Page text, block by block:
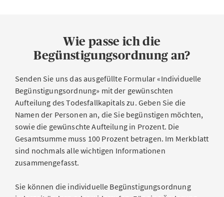
Wie passe ich die
Begünstigungsordnung an?
Senden Sie uns das ausgefüllte Formular «Individuelle
Begünstigungsordnung» mit der gewünschten
Aufteilung des Todesfallkapitals zu. Geben Sie die
Namen der Personen an, die Sie begünstigen möchten,
sowie die gewünschte Aufteilung in Prozent. Die
Gesamtsumme muss 100 Prozent betragen. Im Merkblatt
sind nochmals alle wichtigen Informationen
zusammengefasst.
Sie können die individuelle Begünstigungsordnung